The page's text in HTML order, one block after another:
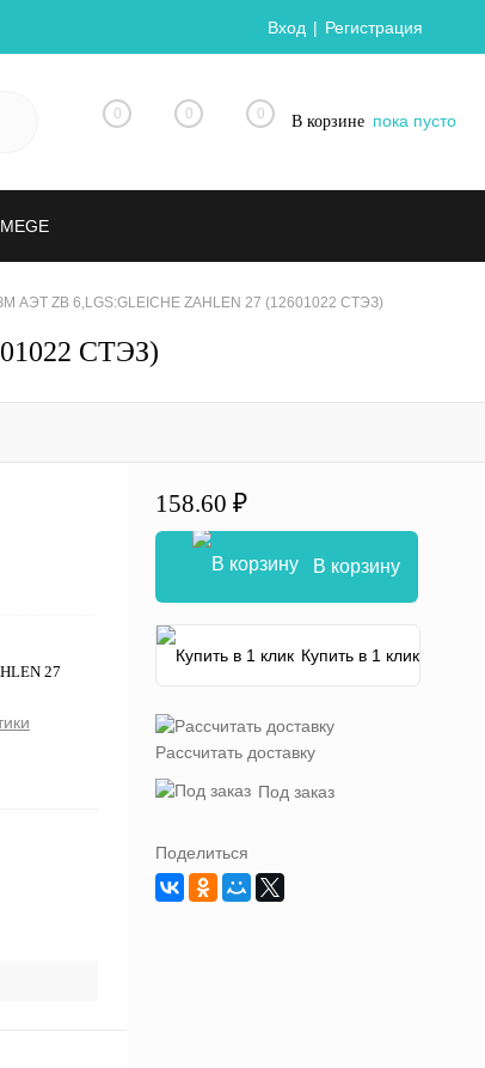
Вход Регистрация
0 0 0 В корзине пока пусто
MEGE
АЭТ ZB 6,LGS:GLEICHE ZAHLEN 27 (12601022 СТЭЗ)
СТЭЗ)
27
158.60 ₽
В корзину
Купить в 1 клик
Рассчитать доставку
Под заказ
Поделиться